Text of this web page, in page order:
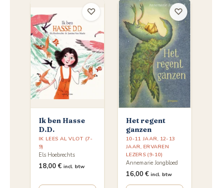
Ik ben Hasse
D.D.
IK LEES AL VLOT (7-
9)
Els Hoebrechts
18,00 € incl. btw
♡
Het regent
ganzen
10-11 JAAR, 12-13
JAAR, ERVAREN
LEZERS (9-10)
Annemarie Jongbloed
16,00 € incl. btw
♡